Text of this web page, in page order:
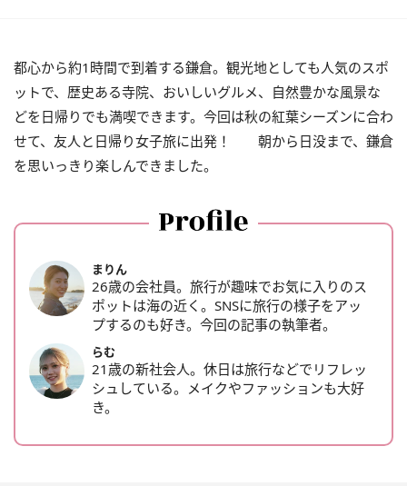
都心から約1時間で到着する鎌倉。観光地としても人気のスポ
ットで、歴史ある寺院、おいしいグルメ、自然豊かな風景な
どを日帰りでも満喫できます。今回は秋の紅葉シーズンに合わ
せて、友人と日帰り女子旅に出発！ 朝から日没まで、鎌倉
を思いっきり楽しんできました。
まりん
26歳の会社員。旅行が趣味でお気に入りのス
ポットは海の近く。SNSに旅行の様子をアッ
プするのも好き。今回の記事の執筆者。
らむ
21歳の新社会人。休日は旅行などでリフレッ
シュしている。メイクやファッションも大好
き。